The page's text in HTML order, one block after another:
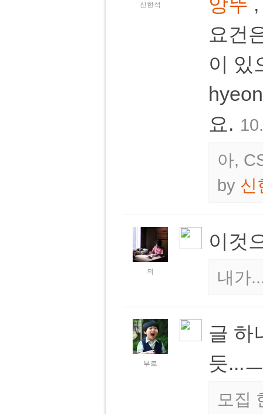
신현석
요건
이 있
요.
아,
by 신
믜
이것
내가
부르
글 하
듯...
모집